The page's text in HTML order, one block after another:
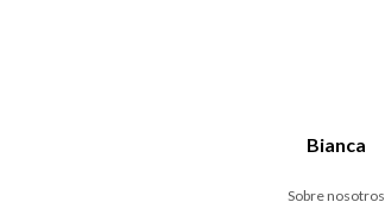
Bianca
Sobre nosotros